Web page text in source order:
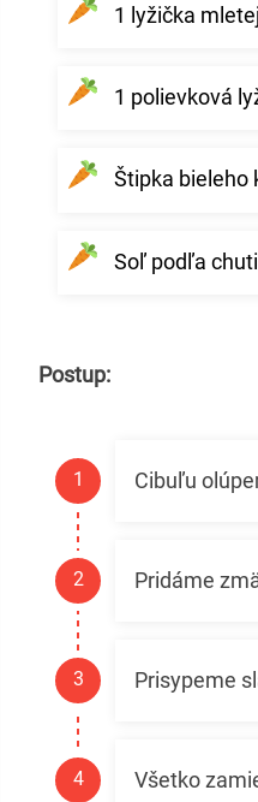
1 lyžička
1 polievková
Štipka bieleho
Soľ podľa chuti
Postup:
Cibuľu
Pridáme
Prisypeme
Všetko